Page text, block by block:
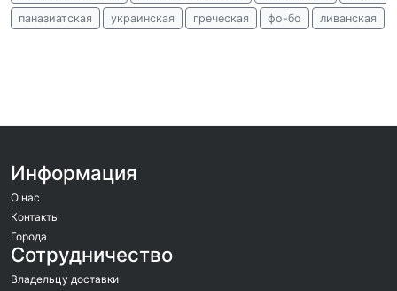
паназиатская
украинская греческая фо-бо ливанская
Информация
О нас
Контакты
Города
Сотрудничество
Владельцу доставки